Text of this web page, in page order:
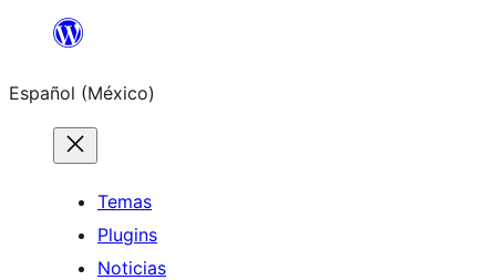
Saltar
contenido
Español (México)
Temas
Plugins
Noticias